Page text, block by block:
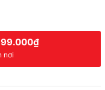
nơi